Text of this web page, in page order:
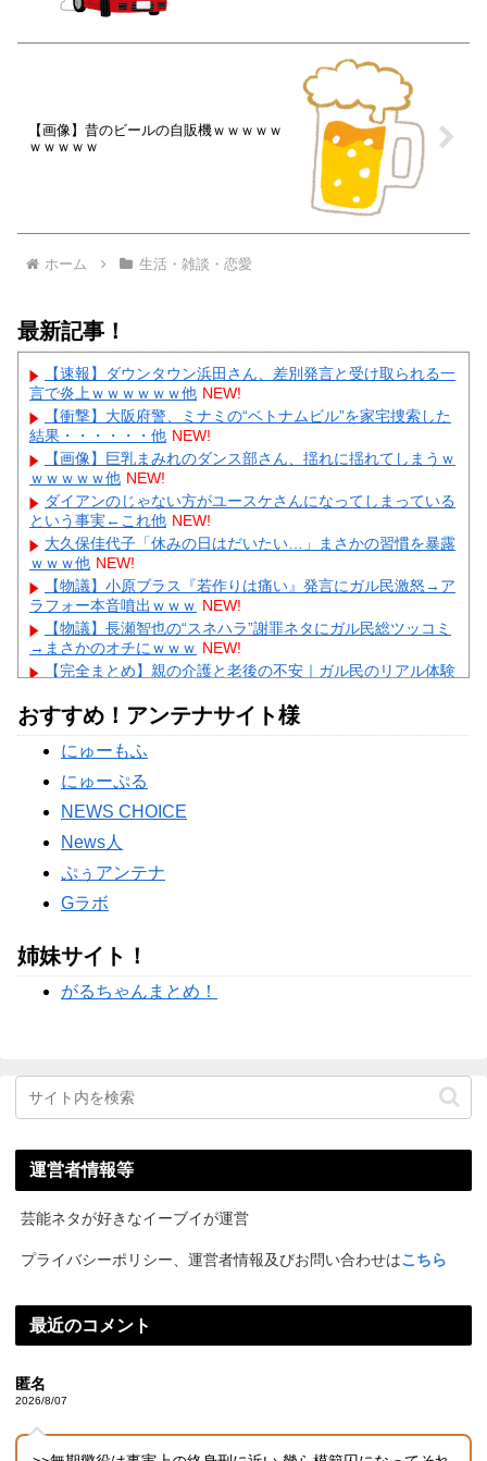
【画像】昔のビールの自販機ｗｗｗｗｗ
ｗｗｗｗｗ
ホーム 生活・雑談・恋愛
最新記事！
【速報】ダウンタウン浜田さん、差別発言と受け取られる一
言で炎上ｗｗｗｗｗｗ他 NEW!
【衝撃】大阪府警、ミナミの“ベトナムビル”を家宅捜索した
結果・・・・・・他 NEW!
【画像】巨乳まみれのダンス部さん、揺れに揺れてしまうｗ
ｗｗｗｗｗ他 NEW!
ダイアンのじゃない方がユースケさんになってしまっている
という事実←これ他 NEW!
大久保佳代子「休みの日はだいたい…」まさかの習慣を暴露
ｗｗｗ他 NEW!
【物議】小原ブラス『若作りは痛い』発言にガル民激怒→ア
ラフォー本音噴出ｗｗｗ NEW!
【物議】長瀬智也の“スネハラ”謝罪ネタにガル民総ツッコミ
→まさかのオチにｗｗｗ NEW!
【完全まとめ】親の介護と老後の不安｜ガル民のリアル体験
【物議】元TBSアナ山本里菜が離婚報告→”宝物”発言にガル
民総ツッコミｗｗｗ NEW!
【物議】田中圭、違約金完済を飲み会で宣言→ガル民「反省
ゼロ」と大荒れｗｗｗ
Powered by livedoor 相互RSS
おすすめ！アンテナサイト様
にゅーもふ
にゅーぷる
NEWS CHOICE
News人
ぷぅアンテナ
Gラボ
姉妹サイト！
がるちゃんまとめ！
運営者情報等
芸能ネタが好きなイーブイが運営
プライバシーポリシー、運営者情報及びお問い合わせはこちら
最近のコメント
匿名
2026/8/07